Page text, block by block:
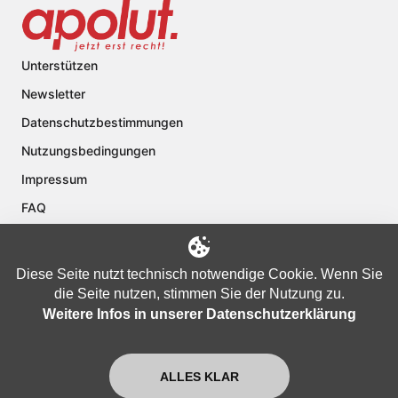
Unterstützen
Newsletter
Datenschutzbestimmungen
Nutzungsbedingungen
Impressum
FAQ
Copyright © 2024 apolut | Jetzt erst recht!. Published apolut Creatives
Diese Seite nutzt technisch notwendige Cookie. Wenn Sie
die Seite nutzen, stimmen Sie der Nutzung zu.
Weitere Infos in unserer Datenschutzerklärung
ALLES KLAR